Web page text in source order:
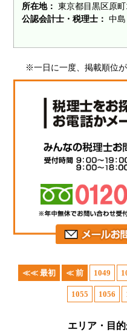
所在地： 東京都目黒区原
公認会計士・税理士： 中
※一日に一度、掲載順位が
≪≪ 最初 ≪ 前 1049
1055 1056
エリア・目